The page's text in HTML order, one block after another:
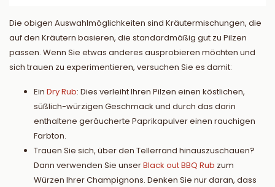
Die obigen Auswahlmöglichkeiten sind Kräutermischungen, die
auf den Kräutern basieren, die standardmäßig gut zu Pilzen
passen. Wenn Sie etwas anderes ausprobieren möchten und
sich trauen zu experimentieren, versuchen Sie es damit:
Ein Dry Rub: Dies verleiht Ihren Pilzen einen köstlichen,
süßlich-würzigen Geschmack und durch das darin
enthaltene geräucherte Paprikapulver einen rauchigen
Farbton.
Trauen Sie sich, über den Tellerrand hinauszuschauen?
Dann verwenden Sie unserBlack out BBQ Rub zum
Würzen Ihrer Champignons. Denken Sie nur daran, dass